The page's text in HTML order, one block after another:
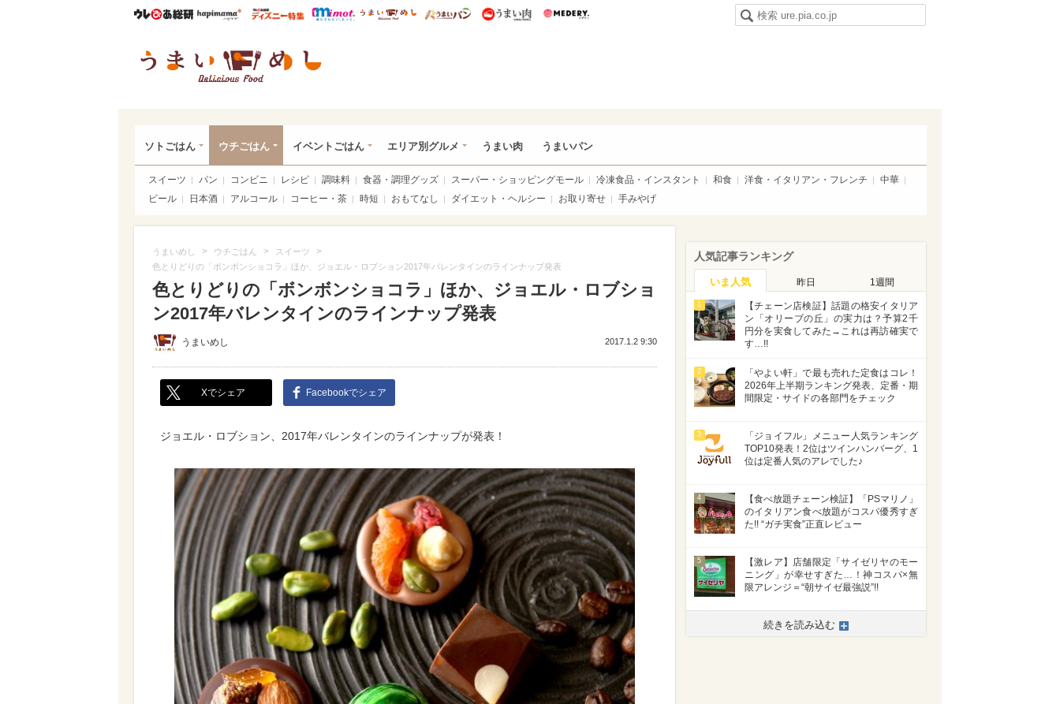
ウレぴあ総研ハピママ* ウレぴあ総研 ディズニー特集
mimot. うまいめし うまいパン うまい肉
ソトごはん ウチごはん イベントごはん エリア別グルメ うまい肉 うまいパン
スイーツ パン コンビニ レシピ 調味料 食器・調理グッズ スーパー・ショッピングモール 冷凍食品・インスタント 和食 洋食・イタリアン・フレンチ
中華
ビール
日本酒 アルコール コーヒー・茶 時短 おもてなし ダイエット・ヘルシー お取り寄せ 手みやげ
うまいめし > ウチごはん > スイーツ >
色とりどりの「ボンボンショコラ」ほか、ジョエル・ロブション2017年バレンタインのラインナップ発表
色とりどりの「ボンボンショコラ」ほか、ジョエル・ロブショ
ン2017年バレンタインのラインナップ発表
うまいめし 2017.1.2 9:30
Xでシェア Facebookでシェア
ジョエル・ロブション、2017年バレンタインのラインナップが発表！
人気記事ランキング
いま人気 昨日 1週間
1
【チェーン店検証】話題の格安イタリア
ン「オリーブの丘」の実力は？予算2千
円分を実食してみた→これは再訪確実で
す…!!
2
「やよい軒」で最も売れた定食はコレ！
2026年上半期ランキング発表、定番・期
間限定・サイドの各部門をチェック
3
「ジョイフル」メニュー人気ランキング
TOP10発表！2位はツインハンバーグ、1
位は定番人気のアレでした♪
4
【食べ放題チェーン検証】「PSマリノ」
のイタリアン食べ放題がコスパ優秀すぎ
た!! “ガチ実食”正直レビュー
5
【激レア】店舗限定「サイゼリヤのモー
ニング」が幸せすぎた…！神コスパ×無
限アレンジ＝“朝サイゼ最強説”!!
続きを読み込む